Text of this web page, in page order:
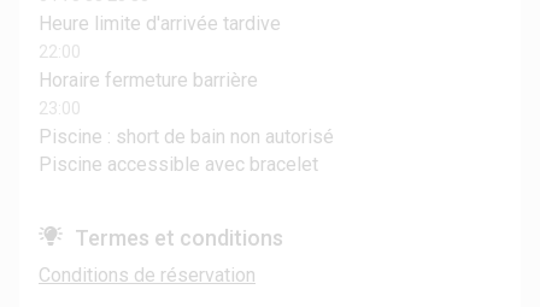
Heure limite d'arrivée tardive
22:00
Horaire fermeture barrière
23:00
Piscine : short de bain non autorisé
Piscine accessible avec bracelet
Termes et conditions
Conditions de réservation